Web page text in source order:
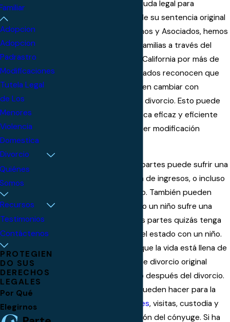
posible que necesite ayuda legal para
modificar los términos de su sentencia original
de divorcio. En Castellanos y Asociados, hemos
estado ayudando a las familias a través del
proceso de divorcio en California por más de
20 años. Nuestros abogados reconocen que
las circunstancias pueden cambiar con
facilidad después de un divorcio. Esto puede
requerir asistencia jurídica eficaz y eficiente
para ayudar con cualquier modificación
Por ejemplo, una de las partes puede sufrir una
disminución significativa de ingresos, o incluso
puede perder su trabajo. También pueden
surgir problemas cuando un niño sufre una
discapacidad. Una de las partes quizás tenga
que trasladarse fuera del estado con un niño.
Lo que sí es seguro es que la vida está llena de
cambios y su acuerdo de divorcio original
tendrá que ser revisado ​​después del divorcio.
Las modificaciones se pueden hacer para la
manutención de menores, visitas, custodia y
acuerdos de manutención del cónyuge. Si ha
Adopcion
Adopcion
Padrastro
Modificaciones
Tutela Legal
de Los
Menores
Violencia
Domestica
Divorcio
Quiénes
Somos
Recursos
Testimonios
Contáctenos
PROTEGIEN
DO SUS
DERECHOS
LEGALES
Por Qué
Elegirnos